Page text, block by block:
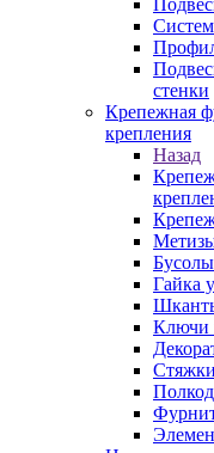
стенки
Крепежная
крепления
Назад
Гайка
Ключи